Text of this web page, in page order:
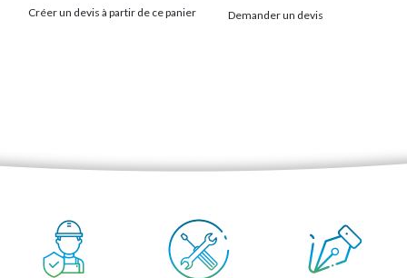
Créer un devis à partir de ce panier Demander un devis